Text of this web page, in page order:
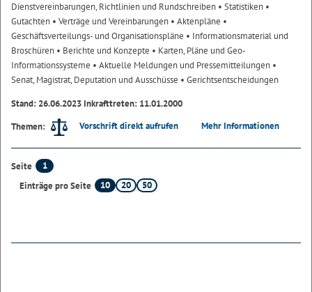
Dienstvereinbarungen, Richtlinien und Rundschreiben • Statistiken •
Gutachten • Verträge und Vereinbarungen • Aktenpläne •
Geschäftsverteilungs- und Organisationspläne • Informationsmaterial und
Broschüren • Berichte und Konzepte • Karten, Pläne und Geo-
Informationssysteme • Aktuelle Meldungen und Pressemitteilungen •
Senat, Magistrat, Deputation und Ausschüsse • Gerichtsentscheidungen
Stand: 26.06.2023 Inkrafttreten: 11.01.2000
Themen:
Vorschrift direkt aufrufen Mehr Informationen
Seite
1
Einträge pro Seite
10 20 50